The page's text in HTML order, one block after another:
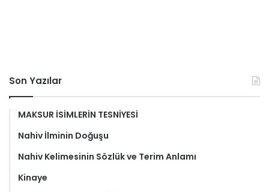
Son Yazılar
MAKSUR İSİMLERİN TESNİYESİ
Nahiv İlminin Doğuşu
Nahiv Kelimesinin Sözlük ve Terim Anlamı
Kinaye